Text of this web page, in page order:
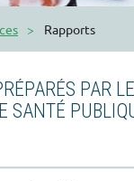
Rapports
PAR
SANTÉ